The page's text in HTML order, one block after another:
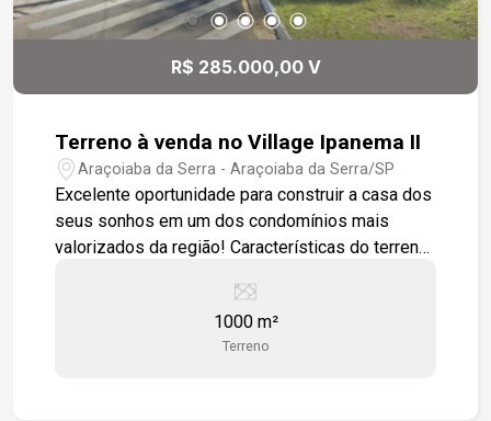
a Sorocaba e com fácil acesso a São Paulo
R$ 285.000,00 V
Terreno à venda no Village Ipanema II
Araçoiaba da Serra - Araçoiaba da Serra/SP
Excelente oportunidade para construir a casa dos
seus sonhos em um dos condomínios mais
valorizados da região! Características do terreno:
Localização privilegiada dentro do condomínio -
Terreno com leve declive lateral, facilitando
projetos arquitetônicos modernos e com
1000 m²
Terreno